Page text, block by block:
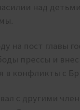
над
на пост главы
прессы и
в конфликты с
с другими